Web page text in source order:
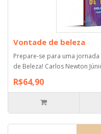
Vontade de beleza
Prepare-se para uma
de Beleza! Carlos Newton
R$64,90